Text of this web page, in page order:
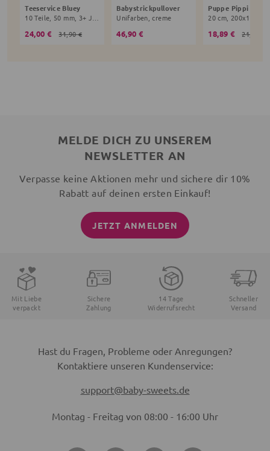
Teeservice Bluey
10 Teile, 50 mm, 3+ Jahre, bunt
24,00 € 31,90 €
Babystrickpullover
Unifarben, creme
46,90 € 18,89 € 21,90 €
MELDE DICH ZU UNSEREM
NEWSLETTER AN
Verpasse keine Aktionen mehr und sichere dir 10%
Rabatt auf deinen ersten Einkauf!
JETZT ANMELDEN
Mit Liebe
verpackt
Sichere
Zahlung
14 Tage
Widerrufsrecht
Schneller
Versand
Hast du Fragen, Probleme oder Anregungen?
Kontaktiere unseren Kundenservice:
support@baby-sweets.de
Montag - Freitag von 08:00 - 16:00 Uhr